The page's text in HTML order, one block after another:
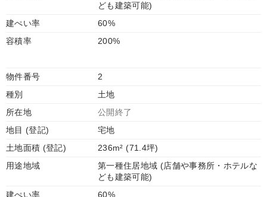
ども建築可能)
建ぺい率
60%
容積率
200%
物件番号
2
種別
土地
所在地
公開終了
地目 (登記)
宅地
土地面積 (登記)
236m² (71.4坪)
用途地域
第一種住居地域 (店舗や事務所・ホテルな
ども建築可能)
建ぺい率
60%